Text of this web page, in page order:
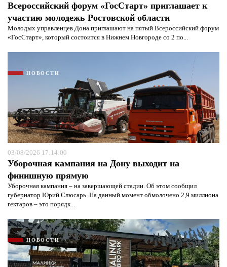
Всероссийский форум «ГосСтарт» приглашает к
участию молодежь Ростовской области
Молодых управленцев Дона приглашают на пятый Всероссийский форум
«ГосСтарт», который состоится в Нижнем Новгороде со 2 по...
НОВОСТИ
03/08/2026 17:14:00
Уборочная кампания на Дону выходит на
финишную прямую
Уборочная кампания – на завершающей стадии. Об этом сообщил
губернатор Юрий Слюсарь. На данный момент обмолочено 2,9 миллиона
гектаров – это порядк...
НОВОСТИ